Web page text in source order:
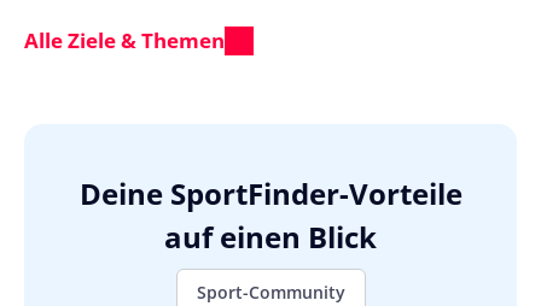
Alle Ziele & Themen
Deine SportFinder-Vorteile
auf einen Blick
Sport-Community